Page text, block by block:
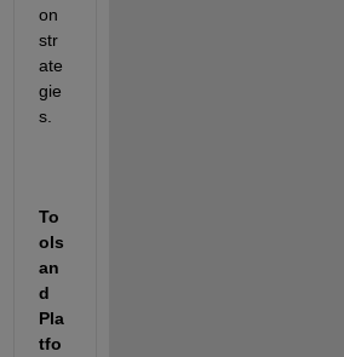
on
str
ate
gie
s.
To
ols
an
d
Pla
tfo